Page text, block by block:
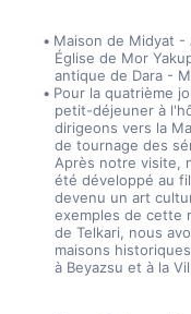
Maison de Midyat -
Église de Mor
antique de Dara -
Pour la quatrième
petit-déjeuner à
dirigeons vers la
de tournage des
Après notre visite,
été développé au
devenu un art
exemples de cette
de Telkari, nous
maisons
à Beyazsu et à la